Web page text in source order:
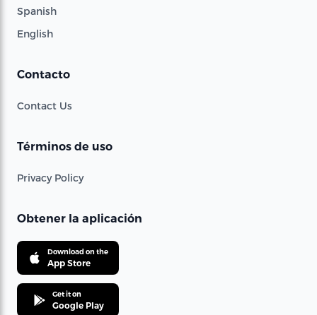
Spanish
English
Contacto
Contact Us
Términos de uso
Privacy Policy
Obtener la aplicación
Download on the
App Store
Get it on
Google Play